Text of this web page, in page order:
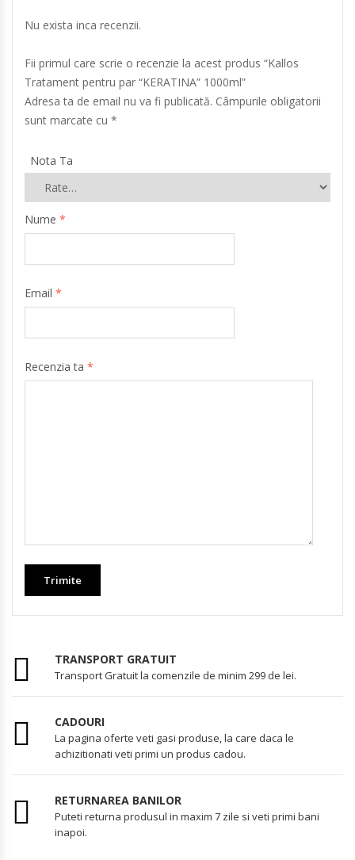
Nu exista inca recenzii.
Fii primul care scrie o recenzie la acest produs “Kallos
Tratament pentru par “KERATINA” 1000ml”
Adresa ta de email nu va fi publicată. Câmpurile obligatorii
sunt marcate cu *
Nota Ta
Nume *
Email *
Recenzia ta *
TRANSPORT GRATUIT
Transport Gratuit la comenzile de minim 299 de lei.
CADOURI
La pagina oferte veti gasi produse, la care daca le
achizitionati veti primi un produs cadou.
RETURNAREA BANILOR
Puteti returna produsul in maxim 7 zile si veti primi bani
inapoi.